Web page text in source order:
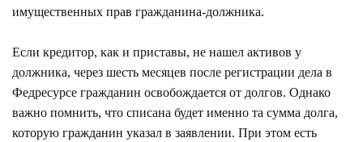
имущественных прав гражданина-должника.
Если кредитор, как и приставы, не нашел активов у
должника, через шесть месяцев после регистрации дела в
Федресурсе гражданин освобождается от долгов. Однако
важно помнить, что списана будет именно та сумма долга,
которую гражданин указал в заявлении. При этом есть